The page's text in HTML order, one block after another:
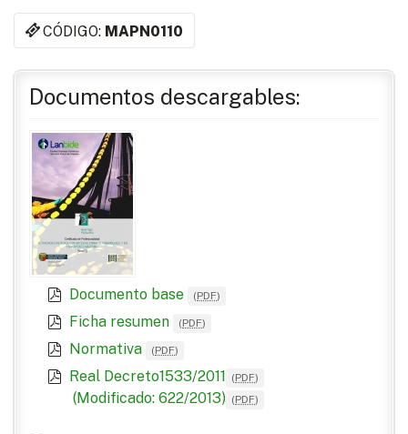
CÓDIGO: MAPN0110
Documentos descargables:
Documento base (PDF)
Ficha resumen (PDF)
Normativa (PDF)
Real Decreto1533/2011 (PDF)
(Modificado: 622/2013) (PDF)